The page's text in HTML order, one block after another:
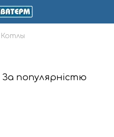
Котлы
За популярністю